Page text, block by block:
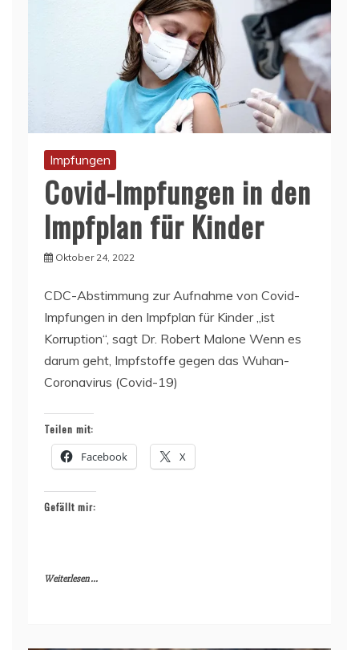
Impfungen
Covid-Impfungen in den
Impfplan für Kinder
Oktober 24, 2022
CDC-Abstimmung zur Aufnahme von Covid-
Impfungen in den Impfplan für Kinder „ist
Korruption“, sagt Dr. Robert Malone Wenn es
darum geht, Impfstoffe gegen das Wuhan-
Coronavirus (Covid-19)
Teilen mit:
Facebook X
Gefällt mir:
Weiterlesen ...